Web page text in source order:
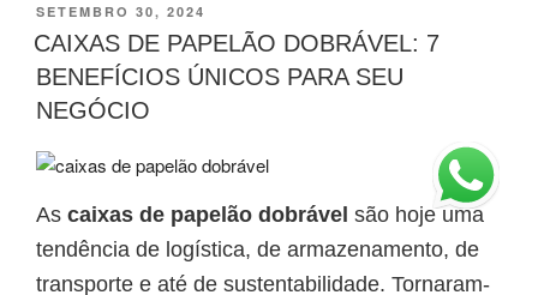
PUBLICADO
EM
SETEMBRO 30, 2024
CAIXAS DE PAPELÃO DOBRÁVEL: 7
BENEFÍCIOS ÚNICOS PARA SEU
NEGÓCIO
As caixas de papelão dobrável são hoje uma
tendência de logística, de armazenamento, de
transporte e até de sustentabilidade. Tornaram-